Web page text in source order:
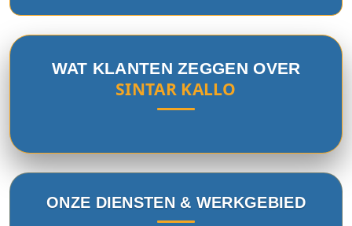
WAT KLANTEN ZEGGEN OVER
SINTAR KALLO
ONZE DIENSTEN & WERKGEBIED